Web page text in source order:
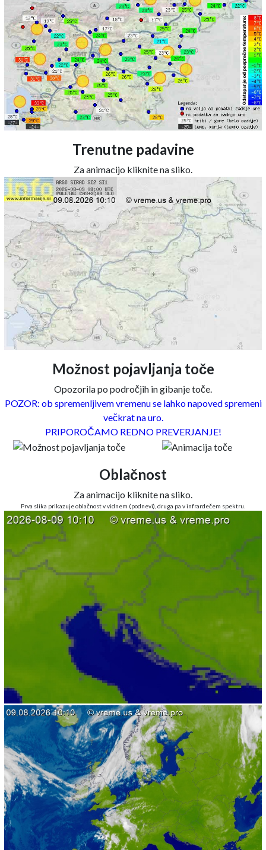
Trenutne padavine
Za animacijo kliknite na sliko.
Možnost pojavljanja toče
Opozorila po področjih in gibanje toče.
POZOR: ob spremenljivem vremenu se lahko napoved spremeni
večkrat na uro.
PRIPOROČAMO REDNO PREVERJANJE!
Oblačnost
Za animacijo kliknite na sliko.
Prva slika prikazuje oblačnost v vidnem (podnevi), druga pa v infrardečem spektru.